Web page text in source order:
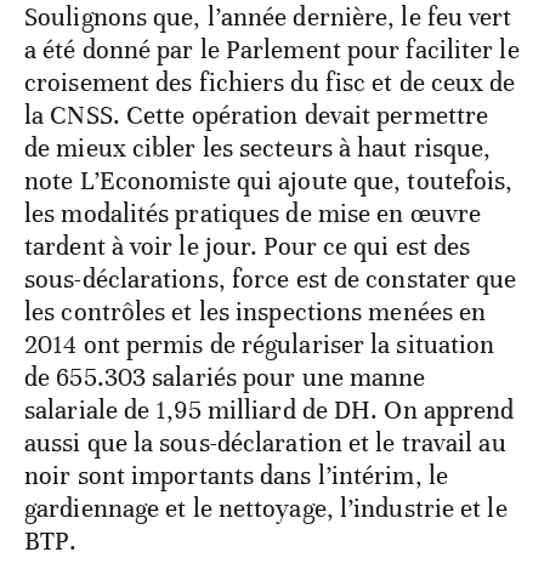
Soulignons que, l’année dernière, le feu vert
a été donné par le Parlement pour faciliter le
croisement des fichiers du fisc et de ceux de
la CNSS. Cette opération devait permettre
de mieux cibler les secteurs à haut risque,
note L’Economiste qui ajoute que, toutefois,
les modalités pratiques de mise en œuvre
tardent à voir le jour. Pour ce qui est des
sous-déclarations, force est de constater que
les contrôles et les inspections menées en
2014 ont permis de régulariser la situation
de 655.303 salariés pour une manne
salariale de 1,95 milliard de DH. On apprend
aussi que la sous-déclaration et le travail au
noir sont importants dans l’intérim, le
gardiennage et le nettoyage, l’industrie et le
BTP.